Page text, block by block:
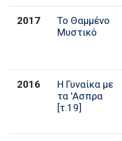
2017
Το Θαμμένο
Μυστικό
2016
Η Γυναίκα με
τα 'Ασπρα
[τ.19]